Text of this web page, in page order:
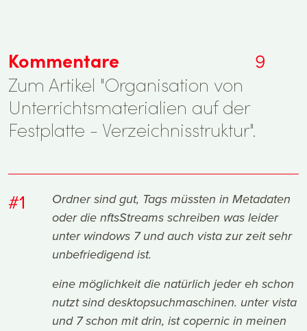
Kommentare
9
Zum Artikel "Organisation von
Unterrichtsmaterialien auf der
Festplatte - Verzeichnisstruktur".
#1
Ordner sind gut, Tags müssten in Metadaten
oder die nftsStreams schreiben was leider
unter windows 7 und auch vista zur zeit sehr
unbefriedigend ist.
eine möglichkeit die natürlich jeder eh schon
nutzt sind desktopsuchmaschinen. unter vista
und 7 schon mit drin, ist copernic in meinen